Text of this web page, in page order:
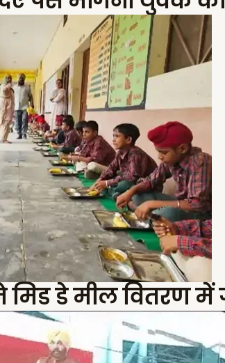
डे मील वितरण में